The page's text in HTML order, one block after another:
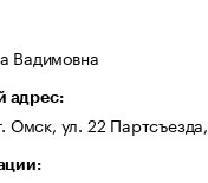
Вадимовна
адрес:
Омск, ул. 22